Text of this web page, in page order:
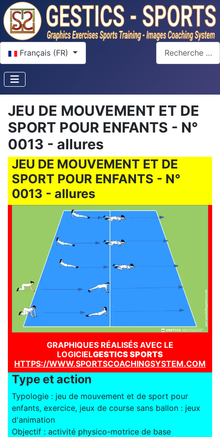
Sélectionnez votre langue
Français (FR)
Rechercher
JEU DE MOUVEMENT ET DE
SPORT POUR ENFANTS - N°
0013 - allures
JEU DE MOUVEMENT ET DE
SPORT POUR ENFANTS - N°
0013 - allures
GRAPHIQUES RÉALISÉS AVEC LE
LOGICIELGESTICS SPORTS
HTTPS://WWW.SPORTSCOACHINGSYSTEM.COM
Type et action
Typologie : jeu de mouvement et de sport pour
enfants, exercice, jeux de course sans ballon : jeux
d'animation
Objectif : activité physico-motrice de base